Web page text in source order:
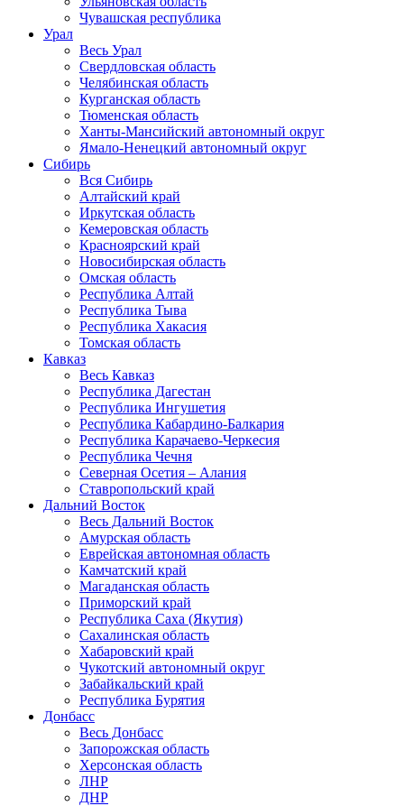
Чувашская республика
Урал
Весь Урал
Свердловская область
Челябинская область
Курганская область
Тюменская область
Ханты-Мансийский автономный округ
Ямало-Ненецкий автономный округ
Сибирь
Вся Сибирь
Алтайский край
Иркутская область
Кемеровская область
Красноярский край
Новосибирская область
Омская область
Республика Алтай
Республика Тыва
Республика Хакасия
Томская область
Кавказ
Весь Кавказ
Республика Дагестан
Республика Ингушетия
Республика Кабардино-Балкария
Республика Карачаево-Черкесия
Республика Чечня
Северная Осетия – Алания
Ставропольский край
Дальний Восток
Весь Дальний Восток
Амурская область
Еврейская автономная область
Камчатский край
Магаданская область
Приморский край
Республика Саха (Якутия)
Сахалинская область
Хабаровский край
Чукотский автономный округ
Забайкальский край
Республика Бурятия
Донбасс
Весь Донбасс
Запорожская область
Херсонская область
ЛНР
ДНР